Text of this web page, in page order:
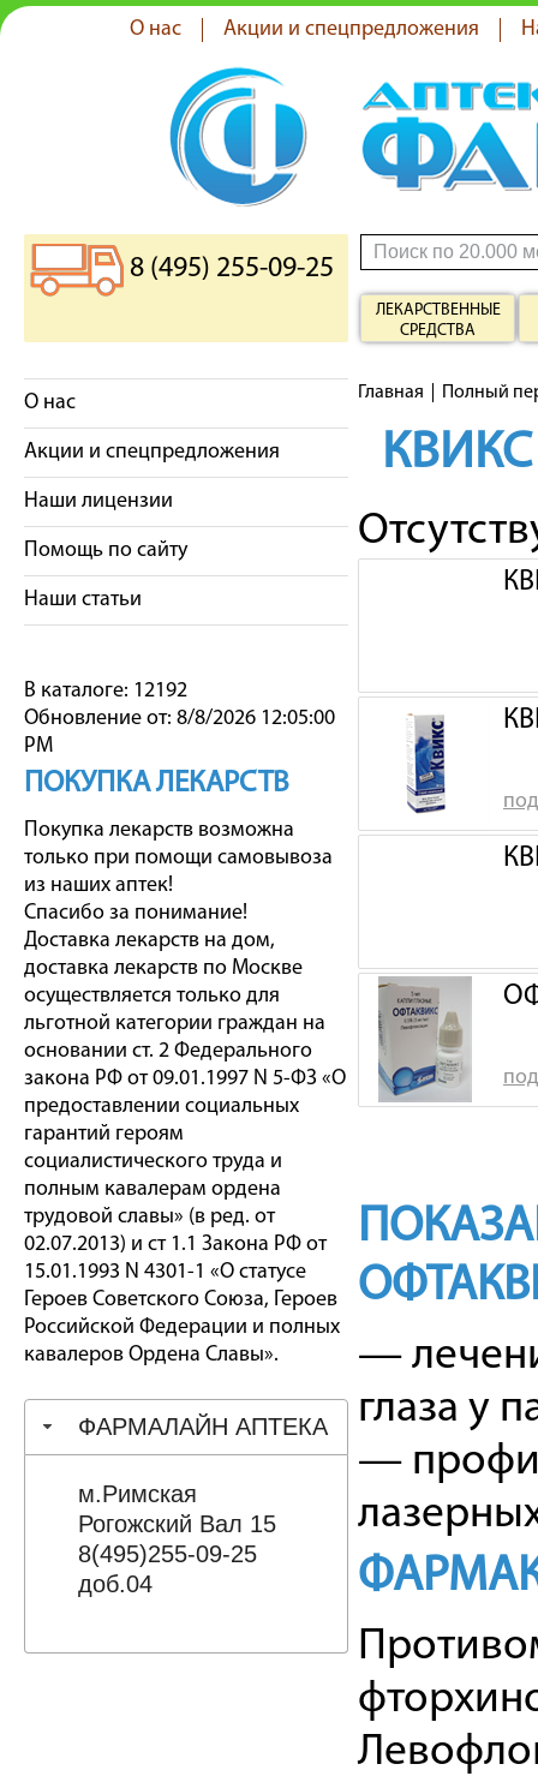
О нас Акции и спецпредложения
8 (495) 255-09-25
ЛЕКАРСТВЕННЫЕ
СРЕДСТВА
О нас
Акции и спецпредложения
Наши лицензии
Помощь по сайту
Наши статьи
В каталоге: 12192
Обновление от: 8/8/2026 12:05:00
PM
ПОКУПКА ЛЕКАРСТВ
Покупка лекарств возможна
только при помощи самовывоза
из наших аптек!
Спасибо за понимание!
Доставка лекарств на дом,
доставка лекарств по Москве
осуществляется только для
льготной категории граждан на
основании ст. 2 Федерального
закона РФ от 09.01.1997 N 5-ФЗ «О
предоставлении социальных
гарантий героям
социалистического труда и
полным кавалерам ордена
трудовой славы» (в ред. от
02.07.2013) и ст 1.1 Закона РФ от
15.01.1993 N 4301-1 «О статусе
Героев Советского Союза, Героев
Российской Федерации и полных
кавалеров Ордена Славы».
ФАРМАЛАЙН АПТЕКА
м.Римская
Рогожский Вал 15
8(495)255-09-25
доб.04
Главная Полный
КВИКС
—
глаза у
—